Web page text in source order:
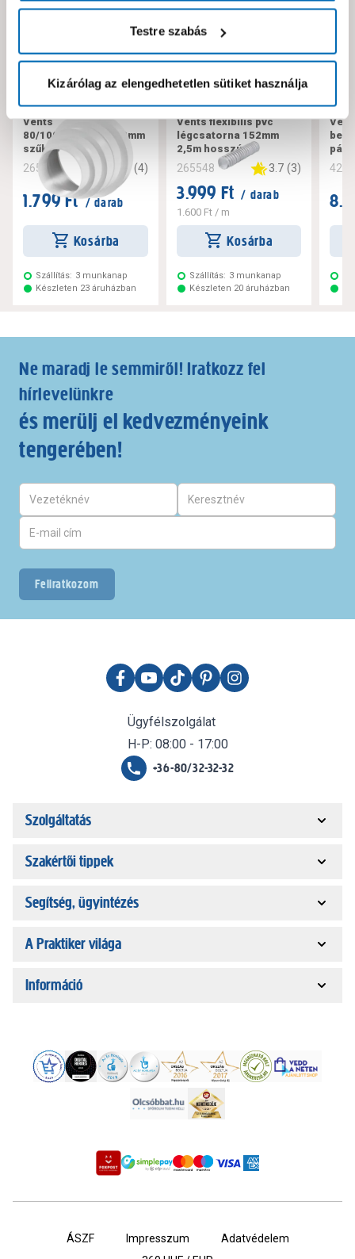
Testre szabás
Kizárólag az elengedhetetlen sütiket használja
Vents
80/100/120/125/150mm
szűkítő
265571 5 (4)
1.799 Ft / darab
Kosárba
Szállítás: 3 munkanap
Készleten 23 áruházban
Vents flexibilis pvc
légcsatorna 152mm
2,5m hosszú
265548 3.7 (3)
3.999 Ft / darab
1.600 Ft/ m
Kosárba
Szállítás: 3 munkanap
Készleten 20 áruházban
Ne maradj le semmiről! Iratkozz fel
hírlevelünkre
és merülj el kedvezményeink
tengerében!
Feliratkozom
Ügyfélszolgálat
H-P: 08:00 - 17:00
+36-80/32-32-32
Szolgáltatás
Szakértői tippek
Segítség, ügyintézés
A Praktiker világa
Információ
ÁSZF Impresszum
Adatvédelem